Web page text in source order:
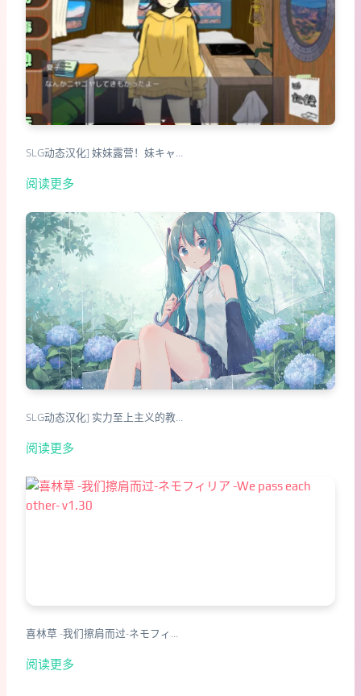
SLG动态汉化] 妹妹露营！妹キャ…
阅读更多
SLG动态汉化] 实力至上主义的教…
阅读更多
喜林草 -我们擦肩而过-ネモフィ…
阅读更多